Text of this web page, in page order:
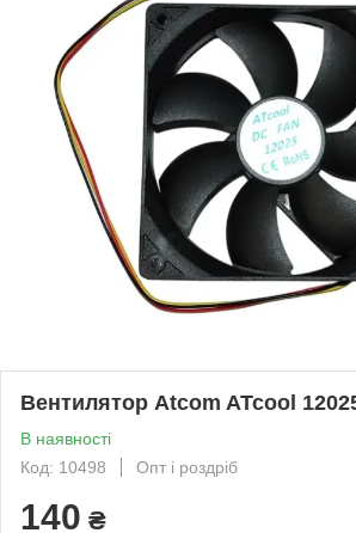
Вентилятор Atcom ATcool
В наявності
Код: 10498
Опт і роздріб
140 ₴